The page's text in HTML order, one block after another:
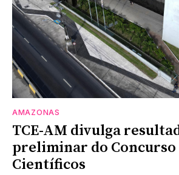
AMAZONAS
TCE-AM divulga
preliminar do
Científicos